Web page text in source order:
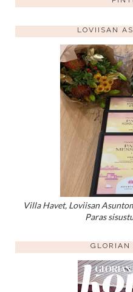
LOVIISAN
Villa Havet, Loviisan
Paras